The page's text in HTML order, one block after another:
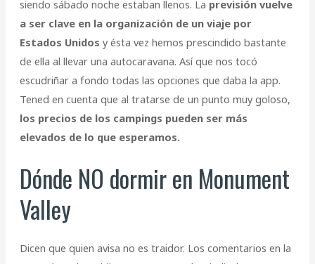
siendo sábado noche estaban llenos. La previsión vuelve
a ser clave en la organización de un viaje por
Estados Unidos y ésta vez hemos prescindido bastante
de ella al llevar una autocaravana. Así que nos tocó
escudriñar a fondo todas las opciones que daba la app.
Tened en cuenta que al tratarse de un punto muy goloso,
los precios de los campings pueden ser más
elevados de lo que esperamos.
Dónde NO dormir en Monument
Valley
Dicen que quien avisa no es traidor. Los comentarios en la